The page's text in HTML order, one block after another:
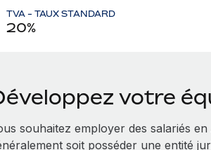
TVA - TAUX STANDARD
20%
votre
souhaitez employer des salariés
soit posséder une entité